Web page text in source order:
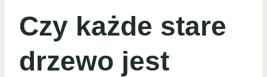
Czy każde stare
drzewo jest